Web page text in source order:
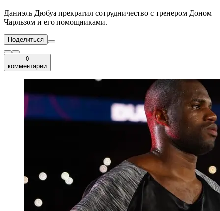
Даниэль Дюбуа прекратил сотрудничество с тренером Доном
Чарльзом и его помощниками.
Поделиться
0
комментарии